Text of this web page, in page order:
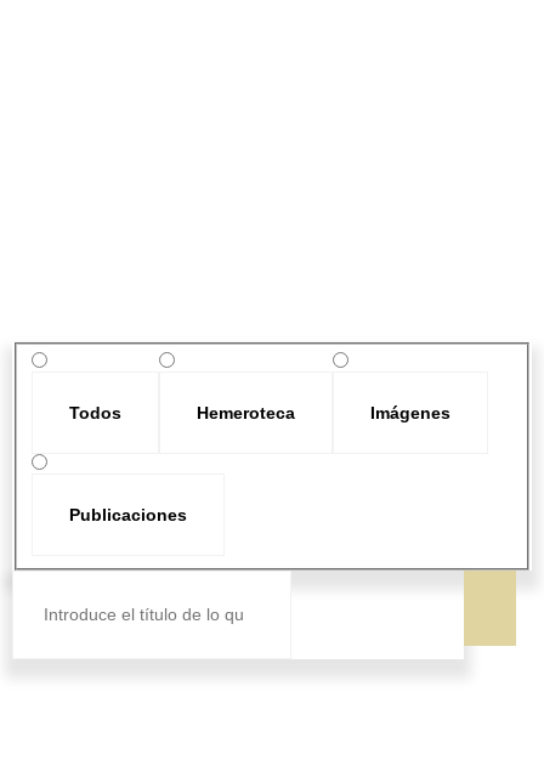
Todos Hemeroteca Imágenes
Publicaciones